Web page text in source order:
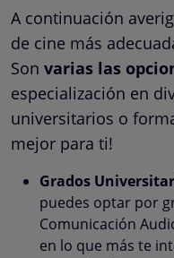
A continuación
de cine más
Son varias las
especialización en
universitarios o
mejor para ti!
Grados
puedes optar por
Comunicación
en lo que más te